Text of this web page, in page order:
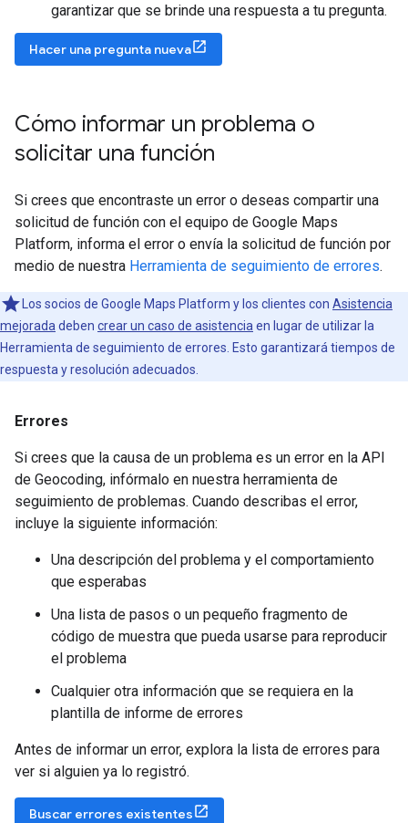
garantizar que se brinde una respuesta a tu pregunta.
Hacer una pregunta nueva
Cómo informar un problema o
solicitar una función
Si crees que encontraste un error o deseas compartir una
solicitud de función con el equipo de Google Maps
Platform, informa el error o envía la solicitud de función por
medio de nuestra Herramienta de seguimiento de errores.
Los socios de Google Maps Platform y los clientes con Asistencia
mejorada deben crear un caso de asistencia en lugar de utilizar la
Herramienta de seguimiento de errores. Esto garantizará tiempos de
respuesta y resolución adecuados.
Errores
Si crees que la causa de un problema es un error en la API
de Geocoding, infórmalo en nuestra herramienta de
seguimiento de problemas. Cuando describas el error,
incluye la siguiente información:
Una descripción del problema y el comportamiento
que esperabas
Una lista de pasos o un pequeño fragmento de
código de muestra que pueda usarse para reproducir
el problema
Cualquier otra información que se requiera en la
plantilla de informe de errores
Antes de informar un error, explora la lista de errores para
ver si alguien ya lo registró.
Buscar errores existentes